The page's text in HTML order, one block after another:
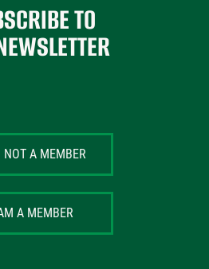
TO
NOT A MEMBER
A MEMBER